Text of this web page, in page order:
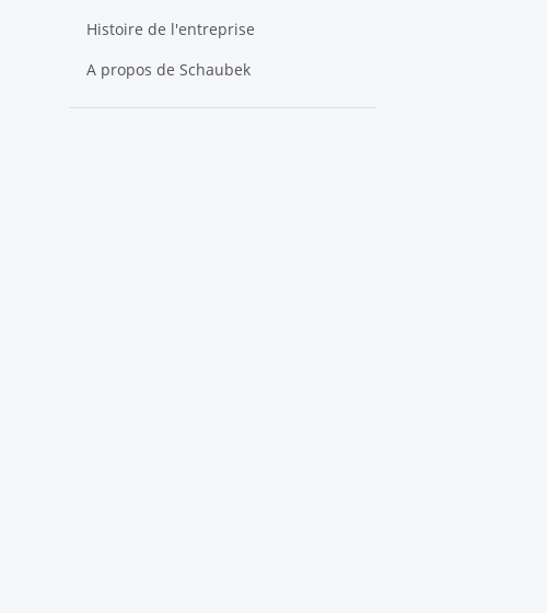
Histoire de l'entreprise
A propos de Schaubek